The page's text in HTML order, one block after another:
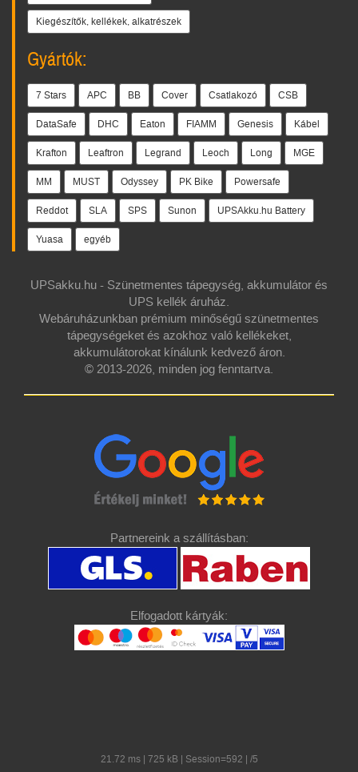
Kiegészítők, kellékek, alkatrészek
Gyártók:
7 Stars APC BB Cover Csatlakozó CSB
DataSafe DHC Eaton FIAMM Genesis Kábel
Krafton Leaftron Legrand Leoch Long MGE
MM MUST Odyssey PK Bike Powersafe
Reddot SLA SPS Sunon UPSAkku.hu Battery
Yuasa egyéb
UPSakku.hu - Szünetmentes tápegység, akkumulátor és
UPS kellék áruház.
Webáruházunkban prémium minőségű szünetmentes
tápegységeket és azokhoz való kellékeket,
akkumulátorokat kínálunk kedvező áron.
© 2013-2026, minden jog fenntartva.
Partnereink a szállításban:
Elfogadott kártyák:
21.72 ms | 725 kB | Session=592 | /5